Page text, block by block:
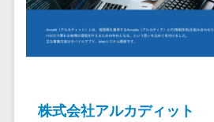
HACCP管理アプ
システム連携
ツール
サービス
株式会社アルカディット